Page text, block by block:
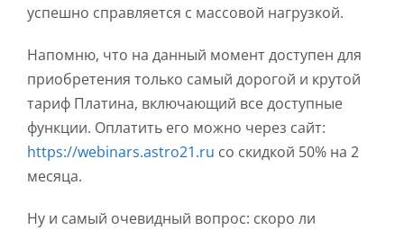
успешно справляется с массовой нагрузкой.
Напомню, что на данный момент доступен для
приобретения только самый дорогой и крутой
тариф Платина, включающий все доступные
функции. Оплатить его можно через сайт:
https://webinars.astro21.ru со скидкой 50% на 2
месяца.
Ну и самый очевидный вопрос: скоро ли